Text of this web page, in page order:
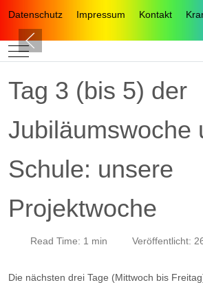
Datenschutz Impressum Kontakt
Mobile Menu Toggle
Tag 3 (bis 5) der
Jubiläumswoche
Schule: unsere
Projektwoche
Read Time: 1 min Veröffentlicht:
Die nächsten drei Tage (Mittwoch bis